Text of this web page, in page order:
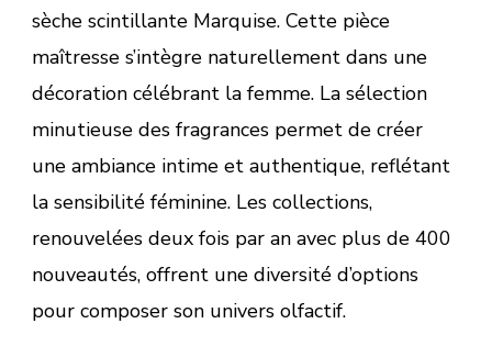
sèche scintillante Marquise. Cette pièce
maîtresse s’intègre naturellement dans une
décoration célébrant la femme. La sélection
minutieuse des fragrances permet de créer
une ambiance intime et authentique, reflétant
la sensibilité féminine. Les collections,
renouvelées deux fois par an avec plus de 400
nouveautés, offrent une diversité d’options
pour composer son univers olfactif.